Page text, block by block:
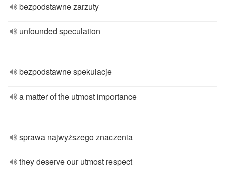
bezpodstawne zarzuty
unfounded speculation
bezpodstawne spekulacje
a matter of the utmost importance
sprawa najwyższego znaczenia
they deserve our utmost respect